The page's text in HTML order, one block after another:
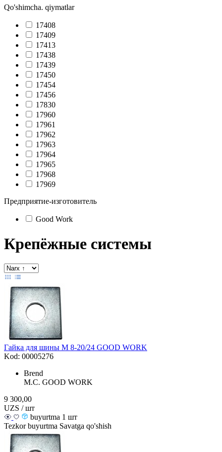
Qo'shimcha. qiymatlar
17408
17409
17413
17438
17439
17450
17454
17456
17830
17960
17961
17962
17963
17964
17965
17968
17969
Предприятие-изготовитель
Good Work
Крепёжные системы
Гайка для шины М 8-20/24 GOOD WORK
Kod: 00005276
Brend
M.С. GOOD WORK
9 300,00
UZS / шт
buyurtma 1 шт
Tezkor buyurtma Savatga qo'shish